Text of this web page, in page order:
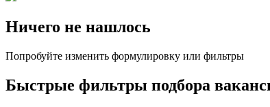
Ничего не нашлось
Попробуйте изменить формулировку или фильтры
Быстрые фильтры подбора